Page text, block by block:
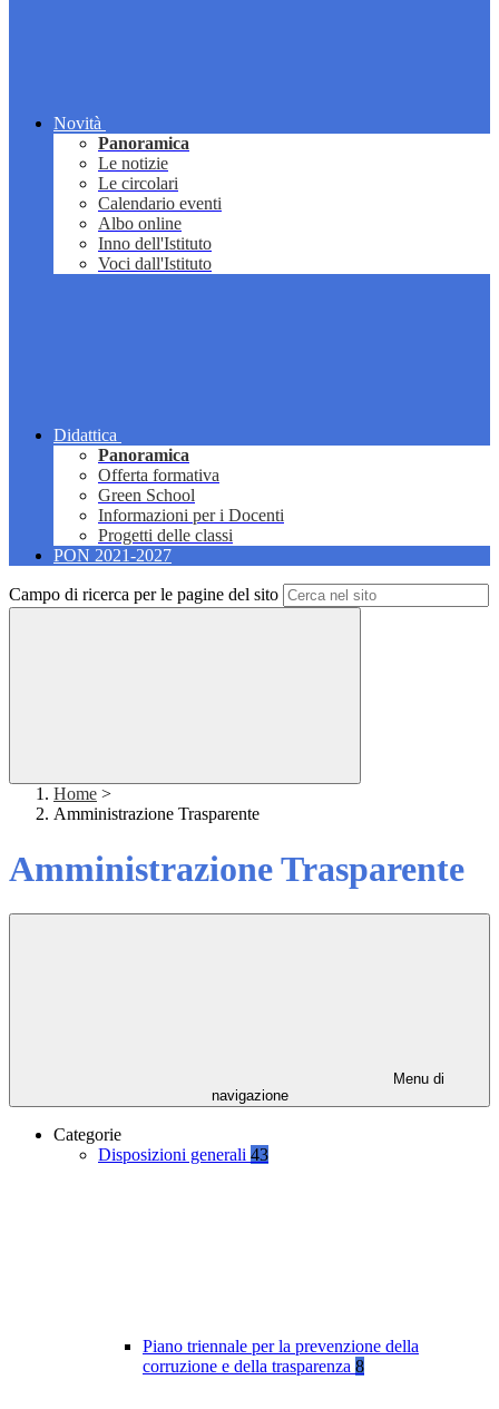
Novità
Panoramica
Le notizie
Le circolari
Calendario eventi
Albo online
Inno dell'Istituto
Voci dall'Istituto
Didattica
Panoramica
Offerta formativa
Green School
Informazioni per i Docenti
Progetti delle classi
PON 2021-2027
Campo di ricerca per le pagine del sito
Home >
Amministrazione Trasparente
Amministrazione Trasparente
Menu di
navigazione
Categorie
Disposizioni generali 43
Piano triennale per la prevenzione della
corruzione e della trasparenza 8